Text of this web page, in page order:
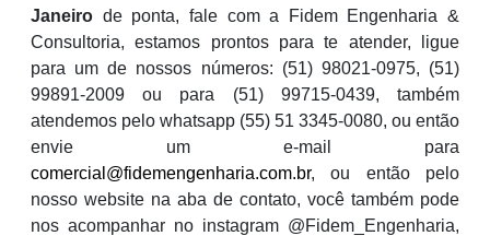
Janeiro de ponta, fale com a Fidem Engenharia &
Consultoria, estamos prontos para te atender, ligue
para um de nossos números: (51) 98021-0975, (51)
99891-2009 ou para (51) 99715-0439, também
atendemos pelo whatsapp (55) 51 3345-0080, ou então
envie um e-mail para
comercial@fidemengenharia.com.br, ou então pelo
nosso website na aba de contato, você também pode
nos acompanhar no instagram @Fidem_Engenharia,